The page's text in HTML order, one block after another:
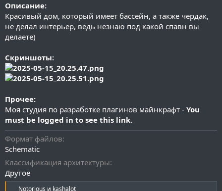
Описание:
Красивый дом, который имеет бассейн, а также чердак,
не делал интерьер, ведь незнаю под какой спавн вы
делаете)
Скриншоты:
Прочее:
Моя студия по разработке плагинов майнкрафт - You
must be logged in to see this link.
Формат файлов
Schematic
Классификация архитектуры
Другое
Р
Notorious и kashalot